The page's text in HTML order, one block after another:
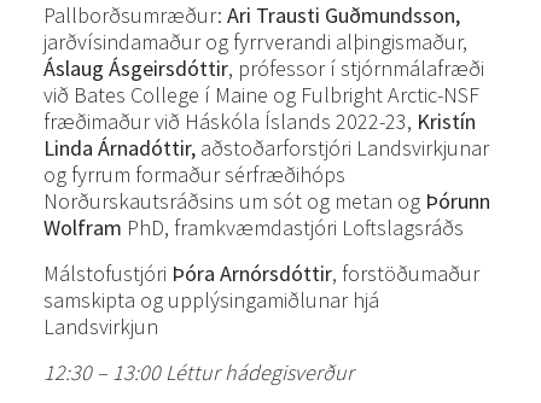
Pallborðsumræður: Ari Trausti Guðmundsson,
jarðvísindamaður og fyrrverandi alþingismaður,
Áslaug Ásgeirsdóttir, prófessor í stjórnmálafræði
við Bates College í Maine og Fulbright Arctic-NSF
fræðimaður við Háskóla Íslands 2022-23, Kristín
Linda Árnadóttir,aðstoðarforstjóri Landsvirkjunar
og fyrrum formaður sérfræðihóps
Norðurskautsráðsins um sót og metan og Þórunn
Wolfram PhD, framkvæmdastjóri Loftslagsráðs
Málstofustjóri Þóra Arnórsdóttir, forstöðumaður
samskipta og upplýsingamiðlunar hjá
Landsvirkjun
12:30 – 13:00 Léttur hádegisverður